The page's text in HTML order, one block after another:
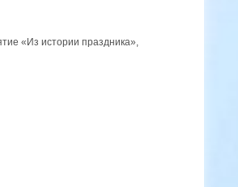
«Из истории праздника»,